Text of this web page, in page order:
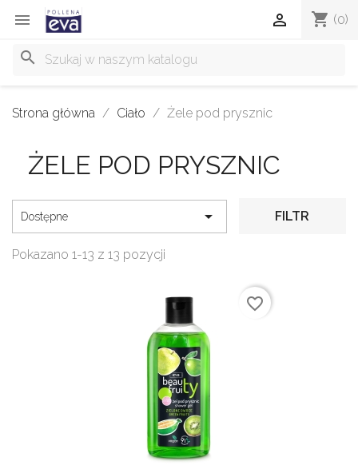
 shopping_cart (0)

search
Strona główna Ciało Żele pod prysznic
ŻELE POD PRYSZNIC
Dostępne  FILTR
Pokazano 1-13 z 13 pozycji
favorite_border